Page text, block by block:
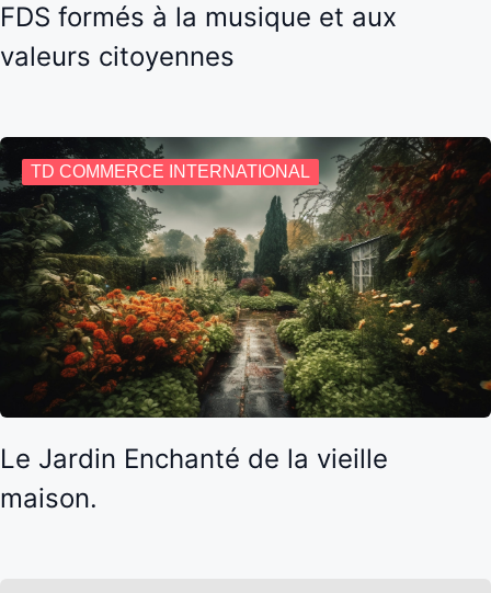
FDS formés à la musique et aux
valeurs citoyennes
TD COMMERCE INTERNATIONAL
Le Jardin Enchanté de la vieille
maison.